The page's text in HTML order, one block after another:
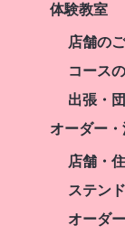
体験教室
店舗の
コース
出張・
オーダー
店舗・
ステン
オーダ